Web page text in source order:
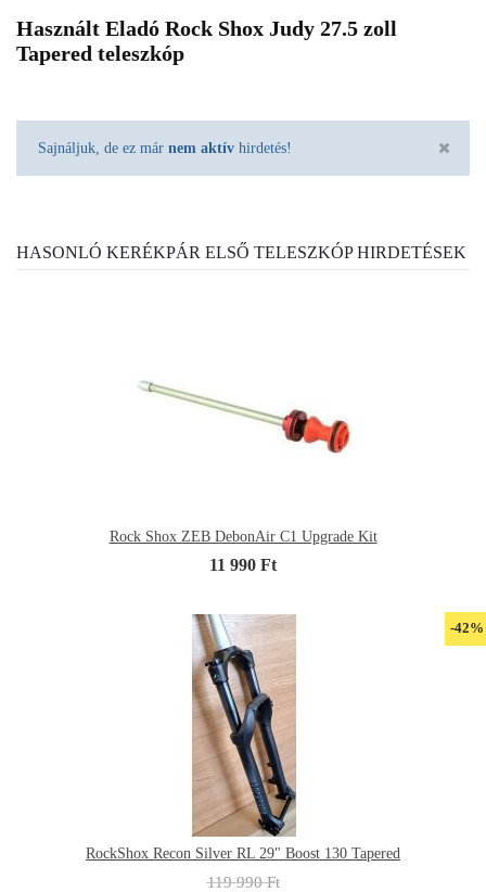
Használt Eladó Rock Shox Judy 27.5 zoll
Tapered teleszkóp
Sajnáljuk, de ez már nem aktív hirdetés!
HASONLÓ KERÉKPÁR ELSŐ TELESZKÓP HIRDETÉSEK
Rock Shox ZEB DebonAir C1 Upgrade Kit
11 990 Ft
-42%
RockShox Recon Silver RL 29" Boost 130 Tapered
119 990 Ft